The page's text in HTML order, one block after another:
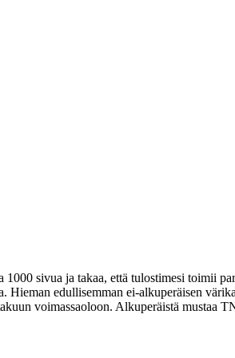
sivua ja takaa, että tulostimesi toimii
Hieman edullisemman ei-alkuperäisen
voimassaoloon. Alkuperäistä mustaa